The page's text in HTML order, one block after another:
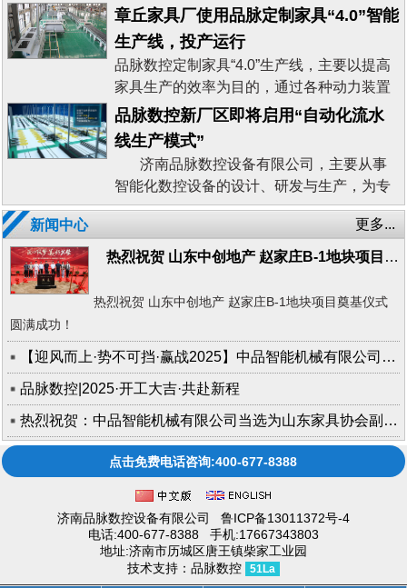
迪亚大酒店盛大举行。本届年会以“新起点、
新征程、新未来”为主题，各级领导、各地优
秀经销商代表、供应商以及品脉数控全体员
工共同出席本次会议，300余人齐聚一堂，
共同分享品脉数控2019年所取得的发展成果
以及2020的规划与目标。 2020年...
章丘家具厂使用品脉定制家具“4.0”智能
生产线，投产运行
品脉数控定制家具“4.0”生产线，主要以提高
家具生产的效率为目的，通过各种动力装置
配合机械设备，实现不间断的无人化作业。
什么是品脉定制家具自动化生产线 品
脉定制家具自动化生产线，是根据家具生产
需求来设计的一种智能化、自动化生产系
统。由数控开料机、下料机器人，封边机主
品脉数控新厂区即将启用“自动化流水
线生产模式”
济南品脉数控设备有限公司，主要从事
智能化数控设备的设计、研发与生产，为专
业家具制造商提供工业4.0定制家具生产线及
智能工厂整体规划解决方案。 公司新厂
区，坐落于山东齐河经济开发区，占地
力。 &nbs...
更多...
新闻中心
热烈祝贺 山东中创地产 赵家庄B-1地块项目奠基仪式圆满成功！
热烈祝贺 山东中创地产 赵家庄B-1地块项目奠基仪式
圆满成功！
【迎风而上·势不可挡·赢战2025】中品智能机械有限公司2024-2025年度盛典暨新春晚会圆满成功！
品脉数控|2025·开工大吉·共赴新程
热烈祝贺：中品智能机械有限公司当选为山东家具协会副会长单位
点击免费电话咨询:400-677-8388
济南品脉数控设备有限公司 鲁ICP备13011372号-4
电话:400-677-8388 手机:17667343803
地址:济南市历城区唐王镇柴家工业园
技术支持： 品脉数控 51La